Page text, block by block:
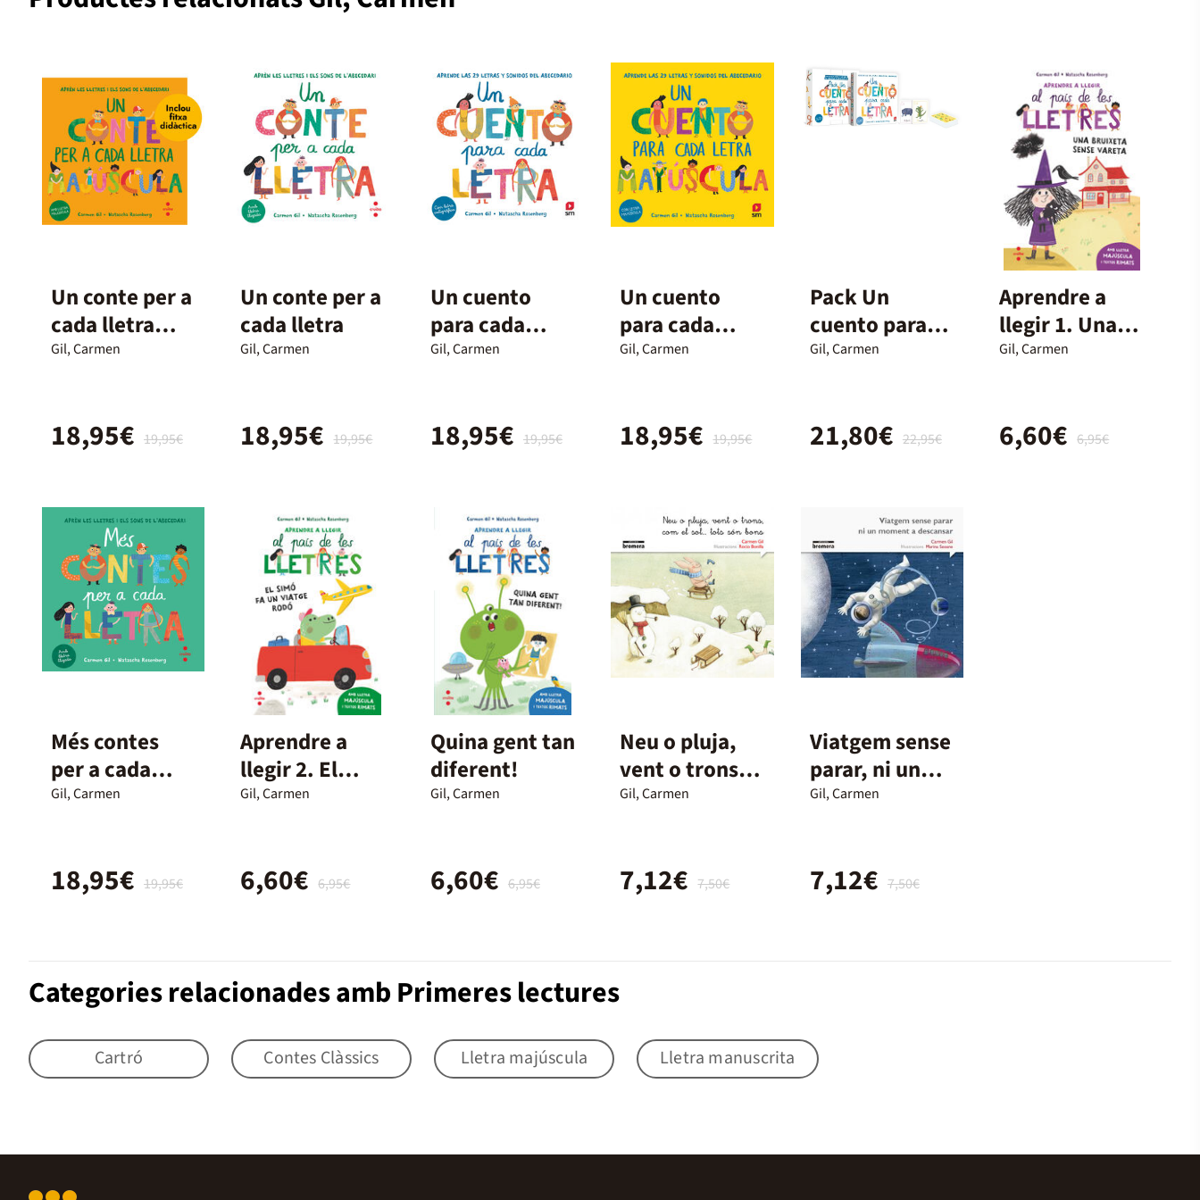
Un conte per a
cada lletra
majúscula
Gil, Carmen
19,95€
18,95€
Un conte per a
cada lletra
Gil, Carmen
19,95€
18,95€
Un cuento
para cada
letra. Aprende
abecedario
Gil, Carmen
19,95€
18,95€
Un cuento
para cada
letra
Gil, Carmen
19,95€
18,95€
Pack Un
cuento para
cada letra
Gil, Carmen
22,95€
21,80€
Aprendre a
llegir 1. Una
bruixeta sense
Gil, Carmen
6,95€
6,60€
Més contes
per a cada
lletra
Gil, Carmen
19,95€
18,95€
Aprendre a
llegir 2. El
Simó fa un
Gil, Carmen
6,95€
6,60€
Quina gent tan
diferent!
Gil, Carmen
6,95€
6,60€
Neu o pluja,
vent o trons,
com el sol...
Gil, Carmen
7,50€
7,12€
Viatgem sense
parar, ni un
moment a
Gil, Carmen
7,50€
7,12€
Categories relacionades amb Primeres lectures
Cartró Contes Clàssics Lletra majúscula Lletra manuscrita